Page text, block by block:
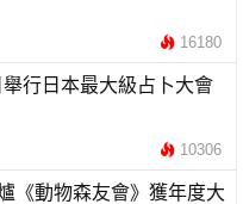
16180
舉行日本最大級占卜大會
10306
《動物森友會》獲年度大